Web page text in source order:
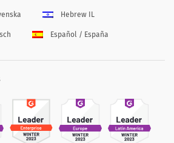
Hebrew IL
Español / España